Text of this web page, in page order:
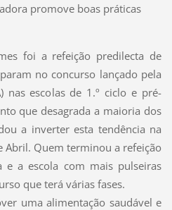
promove boas práticas
foi a refeição predilecta de
no concurso lançado pela
nas escolas de 1.º ciclo e pré-
que desagrada a maioria dos
a inverter esta tendência na
Abril. Quem terminou a refeição
e a escola com mais pulseiras
que terá várias fases.
uma alimentação saudável e